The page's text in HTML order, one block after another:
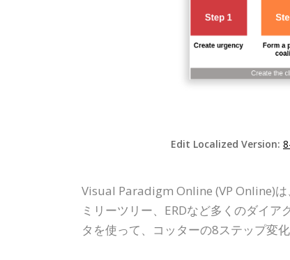
Edit Localized Version:
Visual Paradigm Online (VP Online)
ミリーツリー、ERDなど多くのダイ
タを使って、コッターの8ステップ変